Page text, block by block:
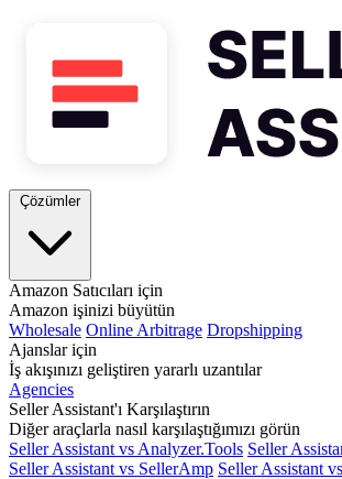
Çözümler
Amazon Satıcıları için
Amazon işinizi büyütün
Wholesale Online Arbitrage Dropshipping
Ajanslar için
İş akışınızı geliştiren yararlı uzantılar
Agencies
Seller Assistant'ı Karşılaştırın
Diğer araçlarla nasıl karşılaştığımızı görün
Seller Assistant vs Analyzer.Tools Seller
Seller Assistant vs SellerAmp Seller Assistant